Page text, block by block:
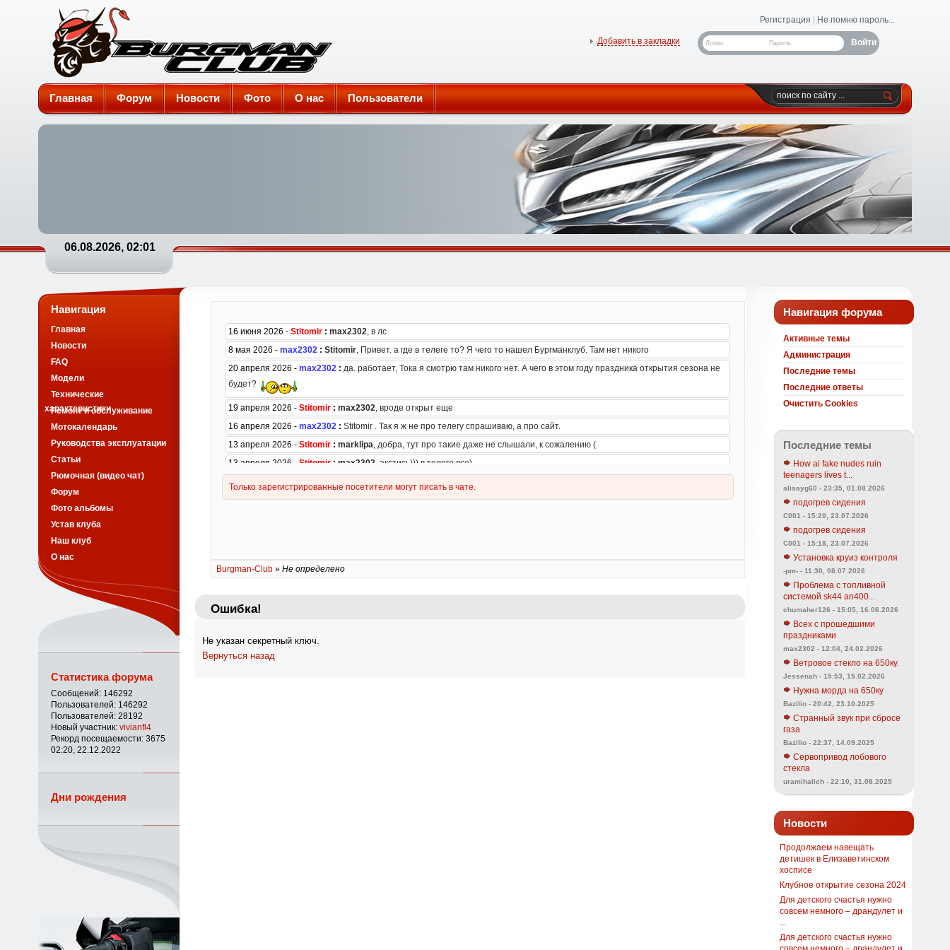
Burgman-Club
Регистрация Не помню пароль...
Логин: Пароль:
Добавить в закладки
Главная Форум Новости Фото О нас Пользователи
06.08.2026, 02:01
Burgman-Club» Не определено
Ошибка!
Не указан секретный ключ.
Вернуться назад
Навигация форума
Активные темы
Администрация
Последние темы
Последние ответы
Очистить Cookies
Последние темы
How ai fake nudes ruin
teenagers lives t...
alisayg60 - 23:35, 01.08.2026
подогрев сидения
C001 - 15:20, 23.07.2026
подогрев сидения
C001 - 15:18, 23.07.2026
Установка круиз контроля
-pm- - 11:30, 08.07.2026
Проблема с топливной
системой sk44 an400...
chumaher126 - 15:05, 16.06.2026
Всех с прошедшими
праздниками
max2302 - 12:04, 24.02.2026
Ветровое стекло на 650ку.
Jessenah - 15:53, 15.02.2026
Нужна морда на 650ку
Bazilio - 20:42, 23.10.2025
Странный звук при сбросе
газа
Bazilio - 22:37, 14.09.2025
Сервопривод лобового
стекла
uramihalich - 22:10, 31.08.2025
Новости
Продолжаем навещать
детишек в Елизаветинском
хосписе
Клубное открытие сезона 2024
Для детского счастья нужно
совсем немного – драндулет и
Для детского счастья нужно
Навигация
Главная
Новости
FAQ
Модели
Технические
характеристики
Ремонт и обслуживание
Мотокалендарь
Руководства эксплуатации
Статьи
Рюмочная (видео чат)
Форум
Фото альбомы
Устав клуба
Наш клуб
О нас
Статистика форума
Сообщений: 146292
Пользователей: 146292
Пользователей: 28192
Новый участник: vivianfl4
Рекорд посещаемости: 3675
02:20, 22.12.2022
Дни рождения